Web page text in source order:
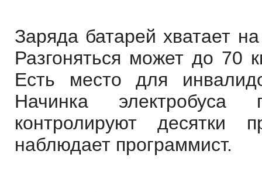
Заряда батарей хватает
Разгоняться может до 70
Есть место для
Начинка
контролируют десятки
наблюдает программист.